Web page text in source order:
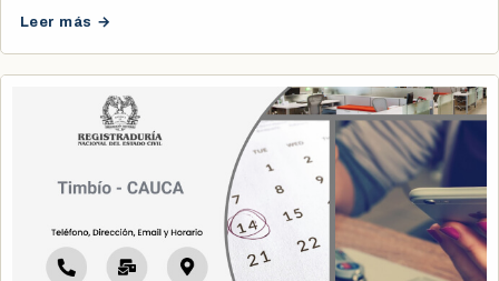
Leer más →